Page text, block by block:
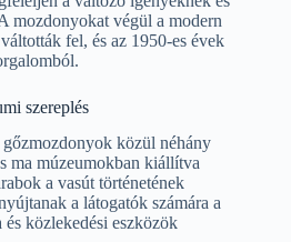
mozdonyokat végül a modern
fel, és az 1950-es évek
szereplés
közül néhány
ma múzeumokban kiállítva
a vasút történetének
a látogatók számára a
közlekedési eszközök